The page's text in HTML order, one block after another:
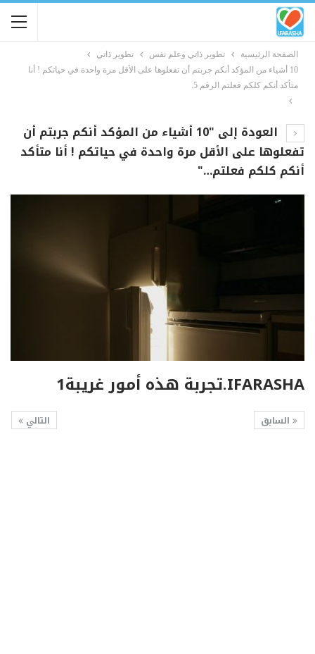
الصفحة الرئيسية تطوير ذاتي وعلم نفس
تطوير ذاتي
10 أشياء من المؤكد أنكم جربتم أن تفعلوها على الأقل مرة واحدة في حياتكم ! أنا
متأكد أنكم كلكم فعلتم الرقم 5.
العودة إلى "10 أشياء من المؤكد أنكم جربتم أن
تفعلوها على الأقل مرة واحدة في حياتكم ! أنا متأكد
أنكم كلكم فعلتم…"
IFARASHA.تجربة هذه أمور غريبة1
التالي السابق